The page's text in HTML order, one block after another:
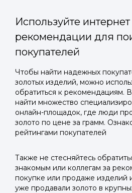
Войти в
профиль
Мы отправим код для
номер телефона.
Телефон
Подать
Отправьте заявку через
увидят её и пришлют
AI-оценка прямо
Подать
Отправьте заявку через
увидят её и пришлют
AI-оценка прямо
Используйте
рекомендации для
покупателей
Чтобы найти надежных
золотых изделий, можно
обратиться к рекомендациям.
найти множество
онлайн-площадок, где люди
золото по цене за грамм.
рейтингами покупателей
Также не стесняйтесь
знакомым или коллегам за
покупке или продаже изделий
уже продавали золото в